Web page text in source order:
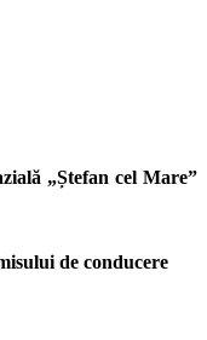
„Ștefan cel Mare”
de conducere